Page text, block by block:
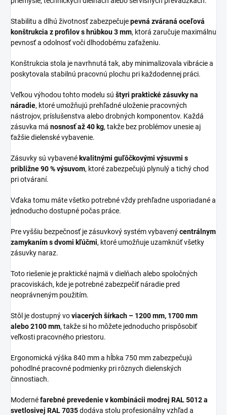
Stabilitu a dlhú životnosť zabezpečujepevná zváraná oceľová
konštrukcia z profilov s hrúbkou 3 mm, ktorá zaručuje maximálnu
pevnosť a odolnosť voči dlhodobému zaťaženiu.
Konštrukcia stola je navrhnutá tak, aby minimalizovala vibrácie a
poskytovala stabilnú pracovnú plochu pri každodennej práci.
Veľkou výhodou tohto modelu sú štyri praktické zásuvky na
náradie, ktoré umožňujú prehľadné uloženie pracovných
nástrojov, príslušenstva alebo drobných komponentov. Každá
zásuvka má nosnosť až 40 kg, takže bez problémov unesie aj
ťažšie dielenské vybavenie.
Zásuvky sú vybavené kvalitnými guľôčkovými výsuvmi s
približne 90 % výsuvom, ktoré zabezpečujú plynulý a tichý chod
pri otváraní.
Vďaka tomu máte všetko potrebné vždy prehľadne usporiadané a
jednoducho dostupné počas práce.
Pre vyššiu bezpečnosť je zásuvkový systém vybavenýcentrálnym
zamykaním s dvomi kľúčmi, ktoré umožňuje uzamknúť všetky
zásuvky naraz.
Toto riešenie je praktické najmä v dielňach alebo spoločných
pracoviskách, kde je potrebné zabezpečiť náradie pred
neoprávneným použitím.
Stôl je dostupný voviacerých šírkach – 1200 mm, 1700 mm
alebo 2100 mm, takže si ho môžete jednoducho prispôsobiť
veľkosti pracovného priestoru.
Ergonomická výška 840 mm a hĺbka 750 mm zabezpečujú
pohodlné pracovné podmienky pri rôznych dielenských
činnostiach.
Modernéfarebné prevedenie v kombinácii modrej RAL 5012 a
svetlosivej RAL 7035dodáva stolu profesionálny vzhľad a